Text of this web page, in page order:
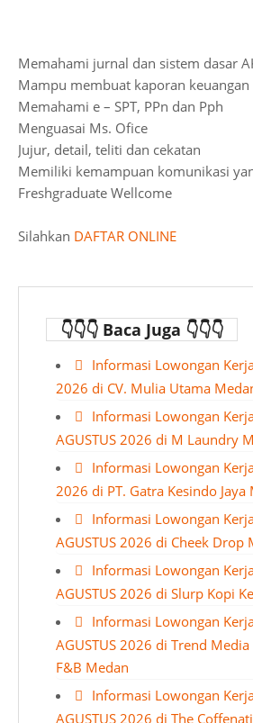
Memahami jurnal dan sistem dasar
Mampu membuat kaporan keuangan
Memahami e – SPT, PPn dan Pph
Menguasai Ms. Ofice
Jujur, detail, teliti dan cekatan
Memiliki kemampuan komunikasi
Freshgraduate Wellcome
Silahkan DAFTAR ONLINE
👇👇👇 Baca Juga 👇👇👇
Informasi Lowongan
2026 di CV. Mulia Utama
Informasi Lowongan
AGUSTUS 2026 di M Laundry
Informasi Lowongan
2026 di PT. Gatra Kesindo Jaya
Informasi Lowongan
AGUSTUS 2026 di Cheek Drop
Informasi Lowongan
AGUSTUS 2026 di Slurp Kopi
Informasi Lowongan
AGUSTUS 2026 di Trend
F&B Medan
Informasi Lowongan
AGUSTUS 2026 di The